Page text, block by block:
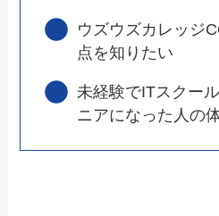
ウズウズカレッジ
点を知りたい
未経験でITスクー
ニアになった人の